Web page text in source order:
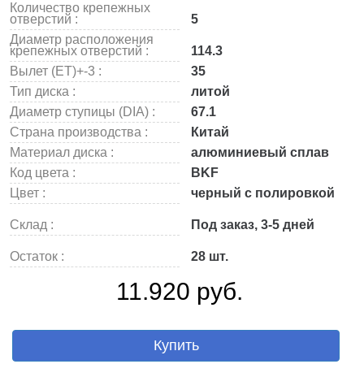
Количество крепежных
отверстий :
5
Диаметр расположения
крепежных отверстий :
114.3
Вылет (ET)+-3 :
35
Тип диска :
литой
Диаметр ступицы (DIA) :
67.1
Страна производства :
Китай
Материал диска :
алюминиевый сплав
Код цвета :
BKF
Цвет :
черный с полировкой
Склад : Под заказ, 3-5 дней
Остаток : 28 шт.
11.920 руб.
Купить